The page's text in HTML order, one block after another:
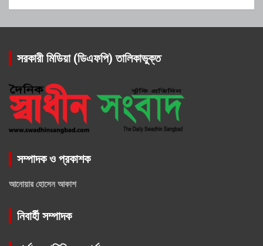
সরকারী মিডিয়া (ডিএফপি) তালিকাভুক্ত
সম্পাদক ও প্রকাশক
আনোয়ার হোসেন আকাশ
নিবার্হী সম্পাদক